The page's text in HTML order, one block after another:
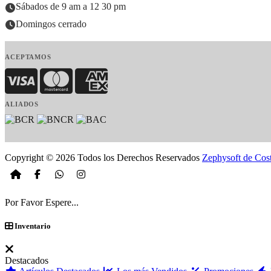
Sábados de 9 am a 12 30 pm
Domingos cerrado
ACEPTAMOS
Visa MasterCardAmerican Express
ALIADOS
Copyright © 2026 Todos los Derechos Reservados Zephysoft de
Por Favor Espere...
Inventario
Destacados